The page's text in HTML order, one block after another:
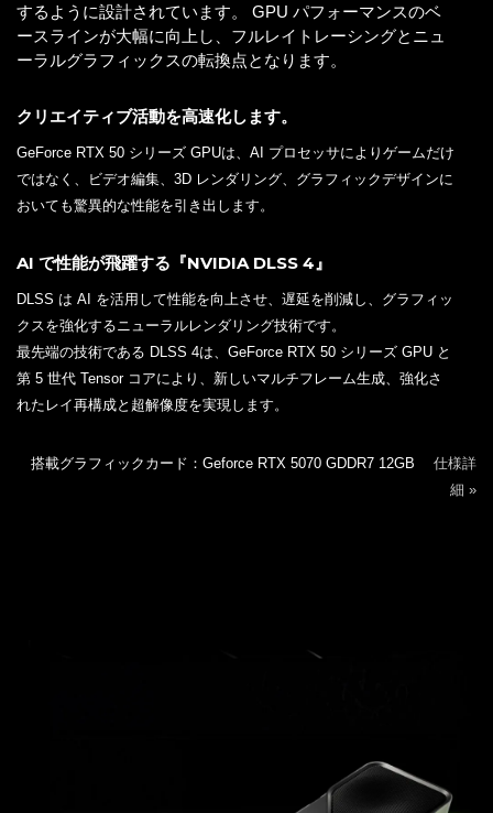
するように設計されています。 GPU パフォーマンスのベ
ースラインが大幅に向上し、フルレイトレーシングとニュ
ーラルグラフィックスの転換点となります。
クリエイティブ活動を高速化します。
GeForce RTX 50 シリーズ GPUは、AI プロセッサによりゲームだけ
ではなく、ビデオ編集、3D レンダリング、グラフィックデザインに
おいても驚異的な性能を引き出します。
AI で性能が飛躍する『NVIDIA DLSS 4』
DLSS は AI を活用して性能を向上させ、遅延を削減し、グラフィッ
クスを強化するニューラルレンダリング技術です。
最先端の技術である DLSS 4は、GeForce RTX 50 シリーズ GPU と
第 5 世代 Tensor コアにより、新しいマルチフレーム生成、強化さ
れたレイ再構成と超解像度を実現します。
搭載グラフィックカード：Geforce RTX 5070 GDDR7 12GB 仕様詳
細 »